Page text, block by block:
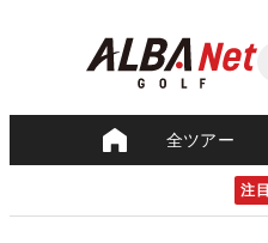
全ツアー
注目